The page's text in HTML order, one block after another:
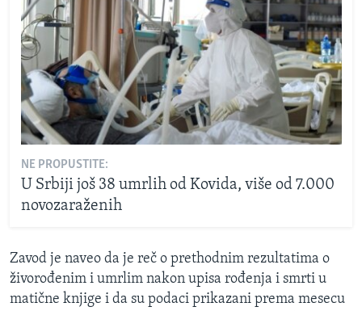
NE PROPUSTITE:
U Srbiji još 38 umrlih od Kovida, više od 7.000
novozaraženih
Zavod je naveo da je reč o prethodnim rezultatima o
živorođenim i umrlim nakon upisa rođenja i smrti u
matične knjige i da su podaci prikazani prema mesecu